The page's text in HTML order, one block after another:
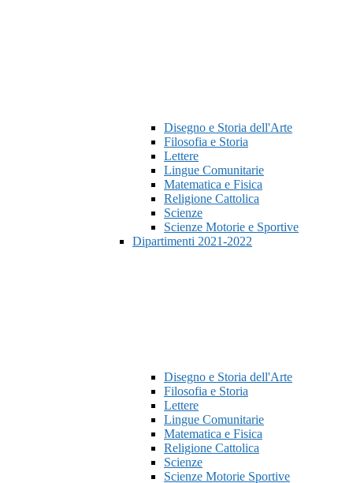
Disegno e Storia dell'Arte
Filosofia e Storia
Lettere
Lingue Comunitarie
Matematica e Fisica
Religione Cattolica
Scienze
Scienze Motorie e Sportive
Dipartimenti 2021-2022
Disegno e Storia dell'Arte
Filosofia e Storia
Lettere
Lingue Comunitarie
Matematica e Fisica
Religione Cattolica
Scienze
Scienze Motorie Sportive